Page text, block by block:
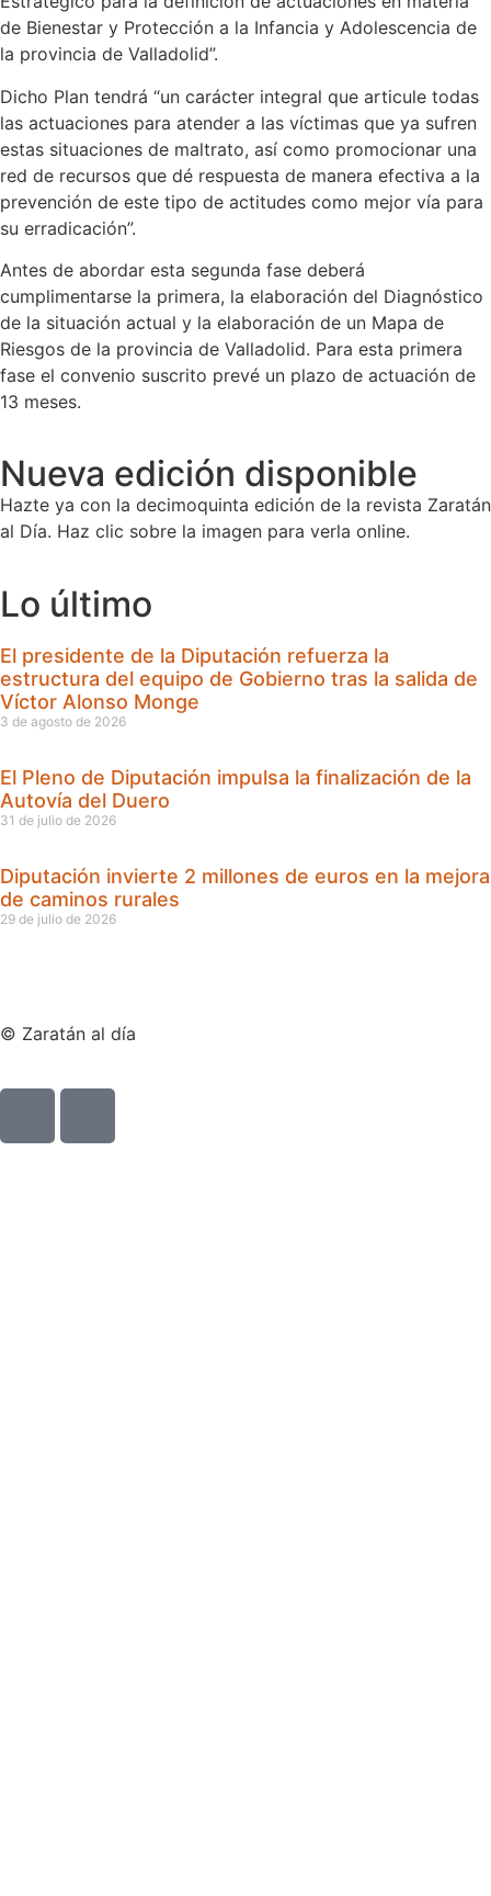
de Bienestar y Protección a la Infancia y Adolescencia de
la provincia de Valladolid”.
Dicho Plan tendrá “un carácter integral que articule todas
las actuaciones para atender a las víctimas que ya sufren
estas situaciones de maltrato, así como promocionar una
red de recursos que dé respuesta de manera efectiva a la
prevención de este tipo de actitudes como mejor vía para
su erradicación”.
Antes de abordar esta segunda fase deberá
cumplimentarse la primera, la elaboración del Diagnóstico
de la situación actual y la elaboración de un Mapa de
Riesgos de la provincia de Valladolid. Para esta primera
fase el convenio suscrito prevé un plazo de actuación de
13 meses.
Nueva edición disponible
Hazte ya con la decimoquinta edición de la revista Zaratán
al Día. Haz clic sobre la imagen para verla online.
Lo último
El presidente de la Diputación refuerza la
estructura del equipo de Gobierno tras la salida de
Víctor Alonso Monge
3 de agosto de 2026
El Pleno de Diputación impulsa la finalización de la
Autovía del Duero
31 de julio de 2026
Diputación invierte 2 millones de euros en la mejora
de caminos rurales
29 de julio de 2026
© Zaratán al día